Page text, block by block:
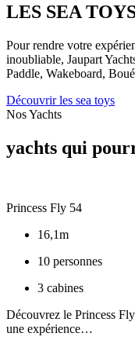
LES SEA
Pour rendre votre
inoubliable, Jaupart
Paddle, Wakeboard,
Découvrir les sea toys
Nos Yachts
yachts qui
Princess Fly 54
16,1m
10 personnes
3 cabines
Découvrez le Princess
une expérience…